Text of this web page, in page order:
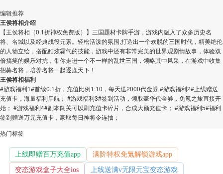
编辑推荐
王侯将相介绍
【王侯将相（0.1折神权免费版）】三国题材卡牌手游，游戏内融入了众多历史名
将、名城以及经典战役元素。轻松活泼的氛围,打造出一个欢脱的三国时代，精美绝伦
的人物立绘，搭配酷炫霸气的技能，游戏中还有非常完美的世界观剧情故事，体验双
倍搞笑的娱乐对抗，带你走进一个不一样的乱世三国，领略其中风采，在游戏中收集
招募名将，培养名将一起逐鹿天下！
王侯将相福利
#游戏福利1#首续0.1折，充值比例1:10，每天送2000代金券 #游戏福利2#上线赠送
充值卡，海量福利启航； #游戏福利3#签到活动，领取豪华代金券，免氪之旅直接开
始； #游戏福利4#副本闯关可以刷充值卡碎片，合成大额充值卡； #游戏福利5#福利
签到赠送万元充值卡，豪取每日神将令连抽；
热门标签
上线即赠百万充值app
满阶特权免氪解锁游戏app
变态游戏盒子大全ios
上线送满v无限元宝变态游戏